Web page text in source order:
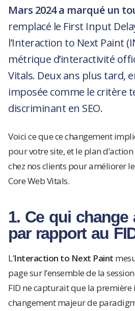
Mars 2024 a marqué un
remplacé le First Input
l’Interaction to Next Paint
métrique d’interactivité
Vitals. Deux ans plus tard,
imposée comme le critère
discriminant en SEO.
Voici ce que ce changement
pour votre site, et le plan
chez nos clients pour améliorer
Core Web Vitals.
1. Ce qui change
par rapport au
L’Interaction to Next Paint
page sur l’ensemble de la
FID ne capturait que la première
changement majeur de